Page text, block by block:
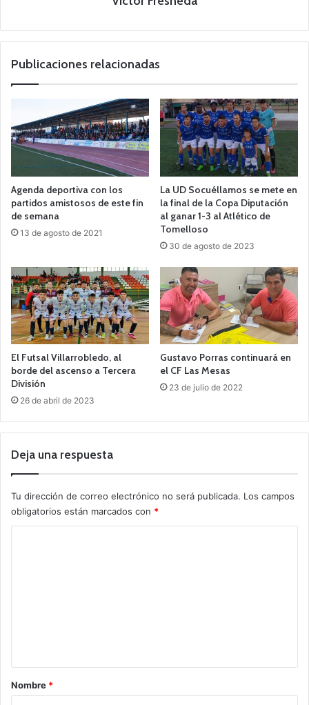
Publicaciones relacionadas
Agenda deportiva con los
partidos amistosos de este fin
de semana
13 de agosto de 2021
La UD Socuéllamos se mete en
la final de la Copa Diputación
al ganar 1-3 al Atlético de
Tomelloso
30 de agosto de 2023
El Futsal Villarrobledo, al
borde del ascenso a Tercera
División
26 de abril de 2023
Gustavo Porras continuará en
el CF Las Mesas
23 de julio de 2022
Deja una respuesta
Tu dirección de correo electrónico no será publicada. Los campos
obligatorios están marcados con *
r
Nombre *